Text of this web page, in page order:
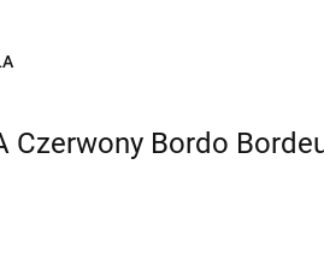
Czerwony Bordo